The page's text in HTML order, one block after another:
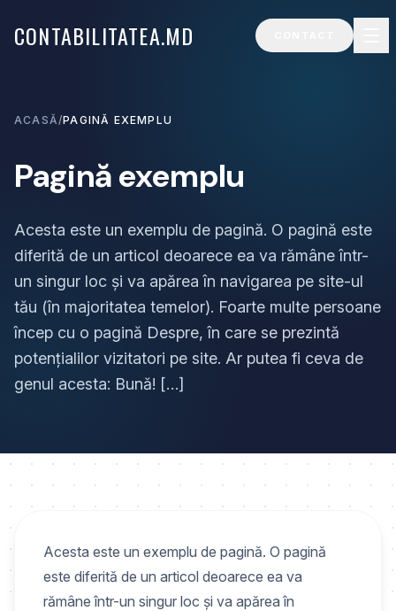
CONTABILITATEA.MD
ACASĂ/PAGINĂ EXEMPLU
Pagină exemplu
Acesta este un exemplu de pagină. O pagină este
diferită de un articol deoarece ea va rămâne într-
un singur loc și va apărea în navigarea pe site-ul
tău (în majoritatea temelor). Foarte multe persoane
încep cu o pagină Despre, în care se prezintă
potențialilor vizitatori pe site. Ar putea fi ceva de
genul acesta: Bună! […]
Acesta este un exemplu de pagină. O pagină
este diferită de un articol deoarece ea va
rămâne într-un singur loc și va apărea în